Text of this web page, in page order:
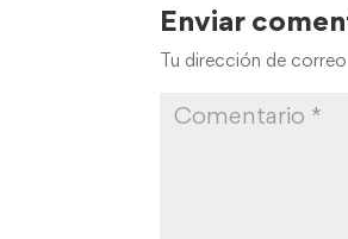
Enviar
Tu dirección de